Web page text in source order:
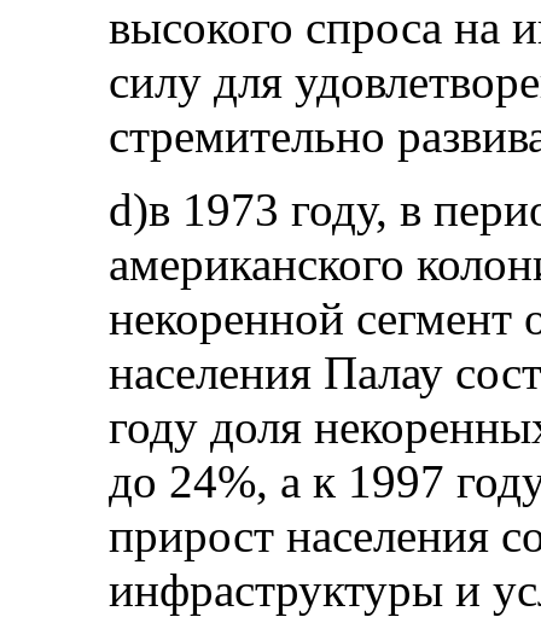
высокого спроса на
силу для
стремительно
d)в 1973 году, в
американского
некоренной сегмент
населения Палау
году доля
до 24%, а к 1997
прирост населения
инфраструктуры и